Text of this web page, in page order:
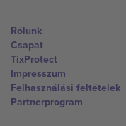
Rólunk
Csapat
TixProtect
Impresszum
Felhasználási feltételek
Partnerprogram